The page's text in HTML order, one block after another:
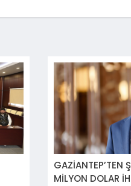
GAZİANTEP’TEN
MİLYON DOLAR